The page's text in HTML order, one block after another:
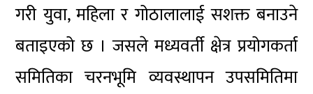
गरी युवा, महिला र गोठालालाई सशक्त बनाउने
बताइएको छ । जसले मध्यवर्ती क्षेत्र प्रयोगकर्ता
समितिका चरनभूमि व्यवस्थापन उपसमितिमा